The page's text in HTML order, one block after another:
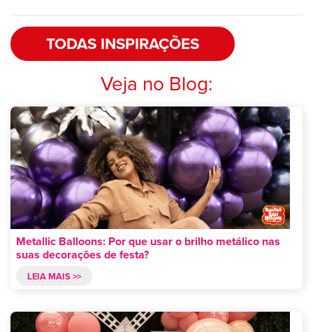
TODAS INSPIRAÇÕES
Veja no Blog:
Metallic Balloons: Por que usar o brilho metálico nas
suas decorações de festa?
LEIA MAIS >>